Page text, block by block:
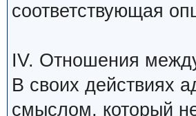
соответствующая
IV. Отношения
В своих действиях
смыслом, который